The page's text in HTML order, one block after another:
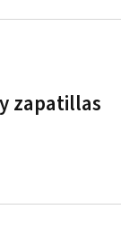
zapatillas